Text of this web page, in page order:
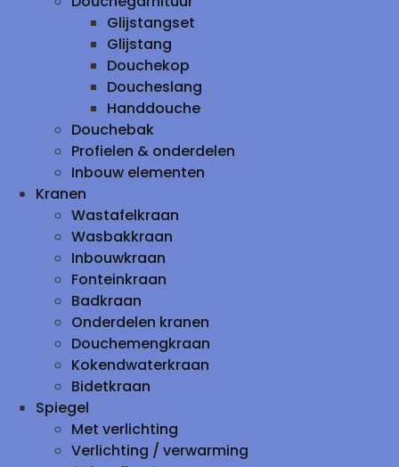
Glijstangset
Glijstang
Douchekop
Doucheslang
Handdouche
Douchebak
Profielen & onderdelen
Inbouw elementen
Kranen
Wastafelkraan
Wasbakkraan
Inbouwkraan
Fonteinkraan
Badkraan
Onderdelen kranen
Douchemengkraan
Kokendwaterkraan
Bidetkraan
Spiegel
Met verlichting
Verlichting / verwarming